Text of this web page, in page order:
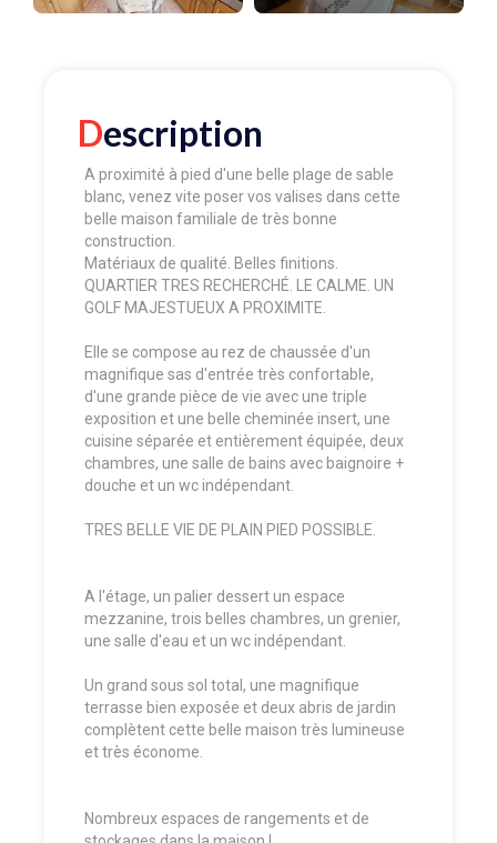
Description
A proximité à pied d'une belle plage de sable
blanc, venez vite poser vos valises dans cette
belle maison familiale de très bonne
construction.
Matériaux de qualité. Belles finitions.
QUARTIER TRES RECHERCHÉ. LE CALME. UN
GOLF MAJESTUEUX A PROXIMITE.
Elle se compose au rez de chaussée d'un
magnifique sas d'entrée très confortable,
d'une grande pièce de vie avec une triple
exposition et une belle cheminée insert, une
cuisine séparée et entièrement équipée, deux
chambres, une salle de bains avec baignoire +
douche et un wc indépendant.
TRES BELLE VIE DE PLAIN PIED POSSIBLE.
A l'étage, un palier dessert un espace
mezzanine, trois belles chambres, un grenier,
une salle d'eau et un wc indépendant.
Un grand sous sol total, une magnifique
terrasse bien exposée et deux abris de jardin
complètent cette belle maison très lumineuse
et très économe.
Nombreux espaces de rangements et de